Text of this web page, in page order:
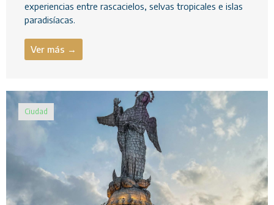
experiencias entre rascacielos, selvas tropicales e islas
paradisíacas.
Ver más →
Ciudad